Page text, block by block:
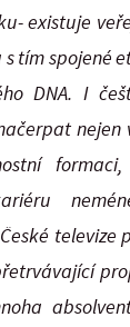
existuje
tím spojené
DNA. I
nejen
televize